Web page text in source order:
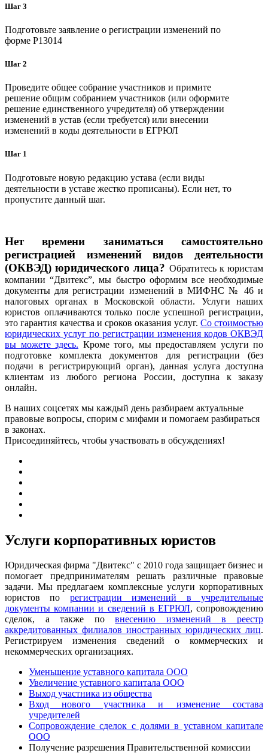
Шаг 3
Подготовьте заявление о регистрации изменений по
форме P13014
Шаг 2
Проведите общее собрание участников и примите
решение общим собранием участников (или оформите
решение единственного учредителя) об утверждении
изменений в устав (если требуется) или внесении
изменений в коды деятельности в ЕГРЮЛ
Шаг 1
Подготовьте новую редакцию устава (если виды
деятельности в уставе жестко прописаны). Если нет, то
пропустите данный шаг.
Нет времени заниматься самостоятельно
регистрацией изменений видов деятельности
(ОКВЭД) юридического лица? Обратитесь к юристам
компании “Двитекс”, мы быстро оформим все необходимые
документы для регистрации изменений в МИФНС № 46 и
налоговых органах в Московской области. Услуги наших
юристов оплачиваются только после успешной регистрации,
это гарантия качества и сроков оказания услуг. Со стоимостью
юридических услуг по регистрации изменения кодов ОКВЭД
вы можете здесь. Кроме того, мы предоставляем услуги по
подготовке комплекта документов для регистрации (без
подачи в регистрирующий орган), данная услуга доступна
клиентам из любого региона России, доступна к заказу
онлайн.
В наших соцсетях мы каждый день разбираем актуальные
правовые вопросы, спорим с мифами и помогаем разбираться
в законах.
Присоединяйтесь, чтобы участвовать в обсуждениях!
Услуги корпоративных юристов
Юридическая фирма "Двитекс" с 2010 года защищает бизнес и
помогает предпринимателям решать различные правовые
задачи. Мы предлагаем комплексные услуги корпоративных
юристов по регистрации изменений в учредительные
документы компании и сведений в ЕГРЮЛ, сопровождению
сделок, а также повнесению изменений в реестр
аккредитованных филиалов иностранных юридических лиц.
Регистрируем изменения сведений о коммерческих и
некоммерческих организациях.
Уменьшение уставного капитала ООО
Увеличение уставного капитала ООО
Выход участника из общества
Вход нового участника и изменение состава
учредителей
Сопровождение сделок с долями в уставном капитале
ООО
Получение разрешения Правительственной комиссии